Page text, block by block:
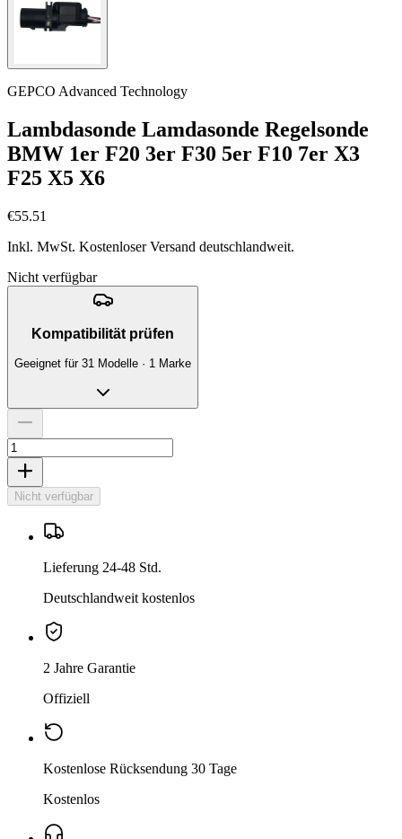
GEPCO Advanced Technology
Lambdasonde Lamdasonde Regelsonde
BMW 1er F20 3er F30 5er F10 7er X3
F25 X5 X6
€55.51
Inkl. MwSt. Kostenloser Versand deutschlandweit.
Nicht verfügbar
Kompatibilität prüfen
Geeignet für 31 Modelle · 1 Marke
Nicht verfügbar
Lieferung 24-48 Std.
Deutschlandweit kostenlos
2 Jahre Garantie
Offiziell
Kostenlose Rücksendung 30 Tage
Kostenlos